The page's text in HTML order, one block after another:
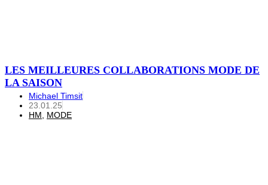
LES MEILLEURES COLLABORATIONS MODE DE
LA SAISON
Michael Timsit
23.01.25
HM
MODE